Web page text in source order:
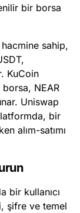
bir borsa
sahip,
KuCoin
NEAR
Uniswap
bir
alım-satımı
bir kullanıcı
şifre ve temel